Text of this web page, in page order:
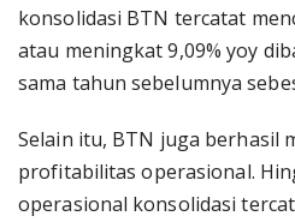
konsolidasi BTN tercatat
atau meningkat 9,09% yoy
sama tahun sebelumnya
Selain itu, BTN juga berhasil
profitabilitas operasional.
operasional konsolidasi